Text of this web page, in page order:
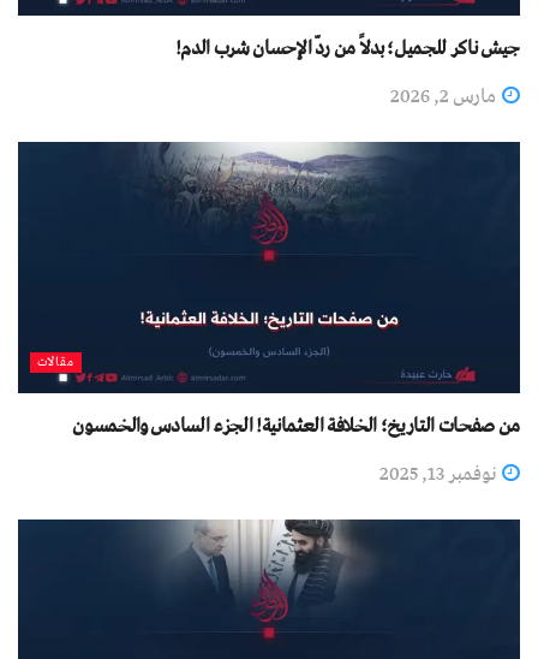
جيش ناكر للجميل؛ بدلاً من ردّ الإحسان شرب الدم!
مارس 2, 2026
مقالات
من صفحات التاريخ؛ الخلافة العثمانية! الجزء السادس والخمسون
نوفمبر 13, 2025